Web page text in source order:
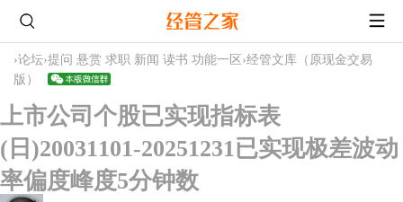
›论坛›提问 悬赏 求职 新闻 读书 功能一区 ›经管文库（原现金交易
版）
上市公司个股已实现指标表
(日)20031101-20251231已实现极差波动
率偏度峰度5分钟数